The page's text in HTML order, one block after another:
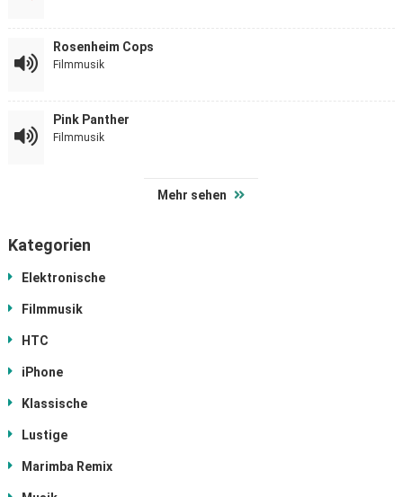
Rosenheim Cops
Filmmusik
Pink Panther
Filmmusik
Mehr sehen
Kategorien
Elektronische
Filmmusik
HTC
iPhone
Klassische
Lustige
Marimba Remix